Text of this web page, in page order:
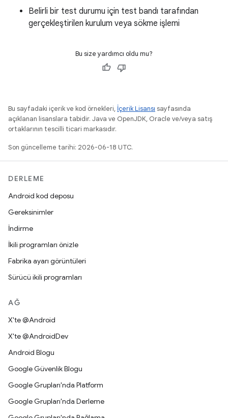
Belirli bir test durumu için test bandı tarafından
gerçekleştirilen kurulum veya sökme işlemi
Bu size yardımcı oldu mu?
Bu sayfadaki içerik ve kod örnekleri, İçerik Lisansı sayfasında
açıklanan lisanslara tabidir. Java ve OpenJDK, Oracle ve/veya satış
ortaklarının tescilli ticari markasıdır.
Son güncelleme tarihi: 2026-06-18 UTC.
DERLEME
Android kod deposu
Gereksinimler
İndirme
İkili programları önizle
Fabrika ayarı görüntüleri
Sürücü ikili programları
AĞ
X'te @Android
X'te @AndroidDev
Android Blogu
Google Güvenlik Blogu
Google Grupları'nda Platform
Google Grupları'nda Derleme